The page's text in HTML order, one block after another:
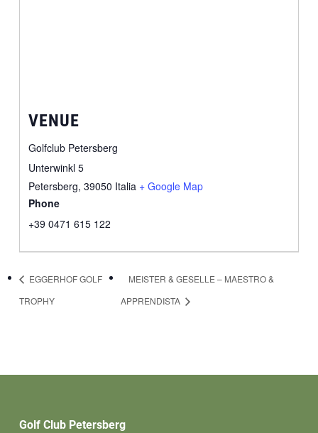
VENUE
Golfclub Petersberg
Unterwinkl 5
Petersberg, 39050 Italia + Google Map
Phone
+39 0471 615 122
EGGERHOF GOLF
TROPHY
MEISTER & GESELLE – MAESTRO &
APPRENDISTA
Golf Club Petersberg